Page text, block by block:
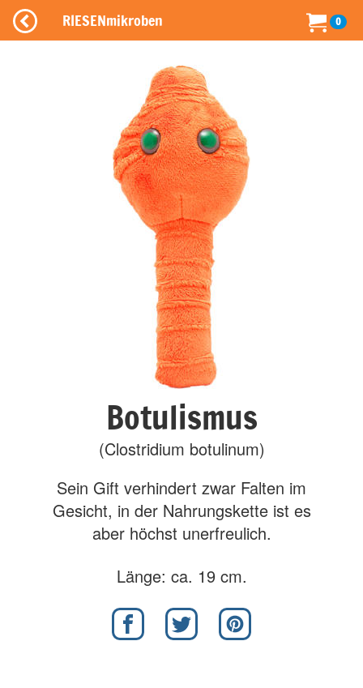
RIESENmikroben 0
Botulismus
(Clostridium botulinum)
Sein Gift verhindert zwar Falten im
Gesicht, in der Nahrungskette ist es
aber höchst unerfreulich.
Länge: ca. 19 cm.